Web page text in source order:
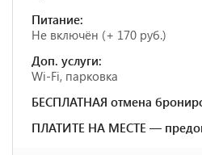
Питание:
Не включён (+ 170 руб.)
Доп. услуги:
Wi-Fi, парковка
БЕСПЛАТНАЯ отмена
ПЛАТИТЕ НА МЕСТЕ —